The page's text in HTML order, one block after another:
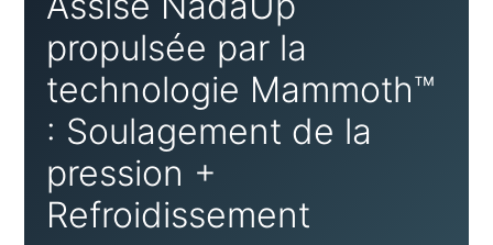
propulsée par la
technologie Mammoth™
: Soulagement de la
pression +
Refroidissement